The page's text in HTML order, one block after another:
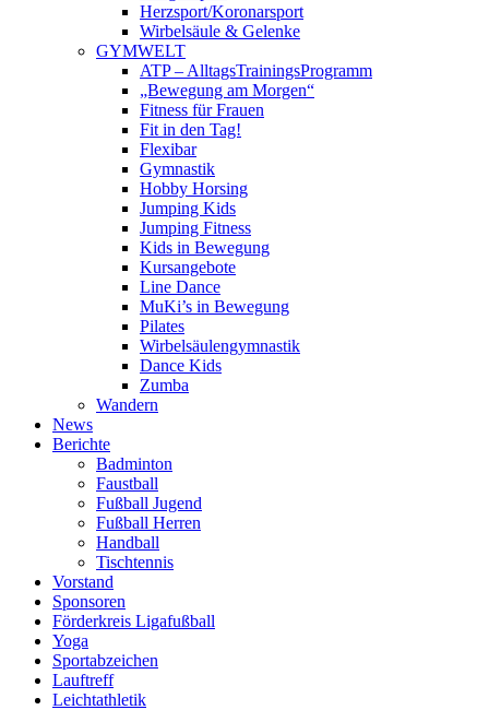
Herzsport/Koronarsport
Wirbelsäule & Gelenke
GYMWELT
ATP – AlltagsTrainingsProgramm
„Bewegung am Morgen“
Fitness für Frauen
Fit in den Tag!
Flexibar
Gymnastik
Hobby Horsing
Jumping Kids
Jumping Fitness
Kids in Bewegung
Kursangebote
Line Dance
MuKi’s in Bewegung
Pilates
Wirbelsäulengymnastik
Dance Kids
Zumba
Wandern
News
Berichte
Badminton
Faustball
Fußball Jugend
Fußball Herren
Handball
Tischtennis
Vorstand
Sponsoren
Förderkreis Ligafußball
Yoga
Sportabzeichen
Lauftreff
Leichtathletik